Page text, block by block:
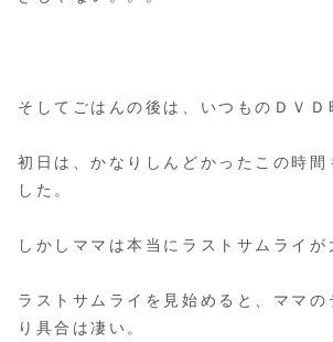
そしてごはんの後は、いつものＤＶＤ
初日は、かなりしんどかったこの時間
した。
しかしママは本当にラストサムライが
ラストサムライを見始めると、ママの
り具合は凄い。